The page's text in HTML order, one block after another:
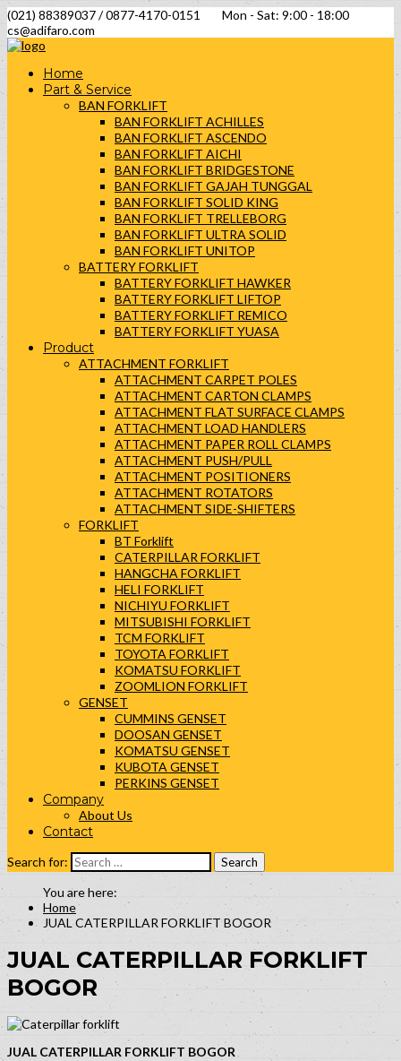
(021) 88389037 / 0877-4170-0151 Mon - Sat: 9:00 - 18:00
cs@adifaro.com
Home
Part & Service
BAN FORKLIFT
BAN FORKLIFT ACHILLES
BAN FORKLIFT ASCENDO
BAN FORKLIFT AICHI
BAN FORKLIFT BRIDGESTONE
BAN FORKLIFT GAJAH TUNGGAL
BAN FORKLIFT SOLID KING
BAN FORKLIFT TRELLEBORG
BAN FORKLIFT ULTRA SOLID
BAN FORKLIFT UNITOP
BATTERY FORKLIFT
BATTERY FORKLIFT HAWKER
BATTERY FORKLIFT LIFTOP
BATTERY FORKLIFT REMICO
BATTERY FORKLIFT YUASA
Product
ATTACHMENT FORKLIFT
ATTACHMENT CARPET POLES
ATTACHMENT CARTON CLAMPS
ATTACHMENT FLAT SURFACE CLAMPS
ATTACHMENT LOAD HANDLERS
ATTACHMENT PAPER ROLL CLAMPS
ATTACHMENT PUSH/PULL
ATTACHMENT POSITIONERS
ATTACHMENT ROTATORS
ATTACHMENT SIDE-SHIFTERS
FORKLIFT
BT Forklift
CATERPILLAR FORKLIFT
HANGCHA FORKLIFT
HELI FORKLIFT
NICHIYU FORKLIFT
MITSUBISHI FORKLIFT
TCM FORKLIFT
TOYOTA FORKLIFT
KOMATSU FORKLIFT
ZOOMLION FORKLIFT
GENSET
CUMMINS GENSET
DOOSAN GENSET
KOMATSU GENSET
KUBOTA GENSET
PERKINS GENSET
Company
About Us
Contact
Search for:
Home
JUAL CATERPILLAR FORKLIFT BOGOR
JUAL CATERPILLAR FORKLIFT
BOGOR
JUAL CATERPILLAR FORKLIFT BOGOR